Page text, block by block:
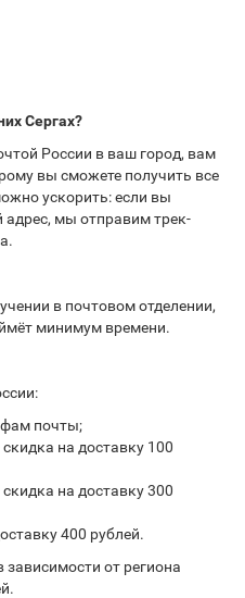
Сергах?
России в ваш город, вам
вы сможете получить все
ускорить: если вы
мы отправим трек-
в почтовом отделении,
минимум времени.
почты;
на доставку 100
на доставку 300
400 рублей.
от региона